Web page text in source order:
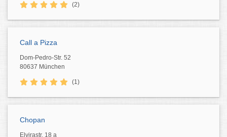
(2)
Call a Pizza
Dom-Pedro-Str. 52
80637 München
(1)
Chopan
Elvirastr. 18 a